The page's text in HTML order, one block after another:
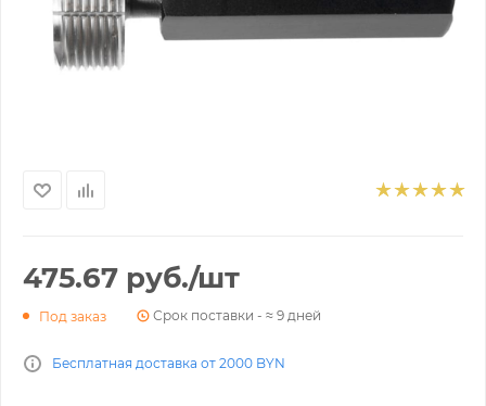
475.67 руб./шт
Под заказ Срок поставки - ≈ 9 дней
Бесплатная доставка от 2000 BYN